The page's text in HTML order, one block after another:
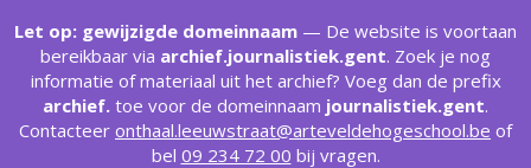
Let op: gewijzigde domeinnaam — De website is voortaan
bereikbaar via archief.journalistiek.gent. Zoek je nog
informatie of materiaal uit het archief? Voeg dan de prefix
archief. toe voor de domeinnaam journalistiek.gent.
Contacteer onthaal.leeuwstraat@arteveldehogeschool.be of
bel 09 234 72 00 bij vragen.